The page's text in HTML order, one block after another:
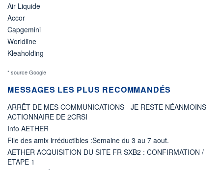
Air Liquide
Accor
Capgemini
Worldline
Kleaholding
* source Google
MESSAGES LES PLUS RECOMMANDÉS
ARRÊT DE MES COMMUNICATIONS - JE RESTE NÉANMOINS
ACTIONNAIRE DE 2CRSI
Info AETHER
File des amix irréductibles :Semaine du 3 au 7 aout.
AETHER ACQUISITION DU SITE FR SXB2 : CONFIRMATION /
ETAPE 1